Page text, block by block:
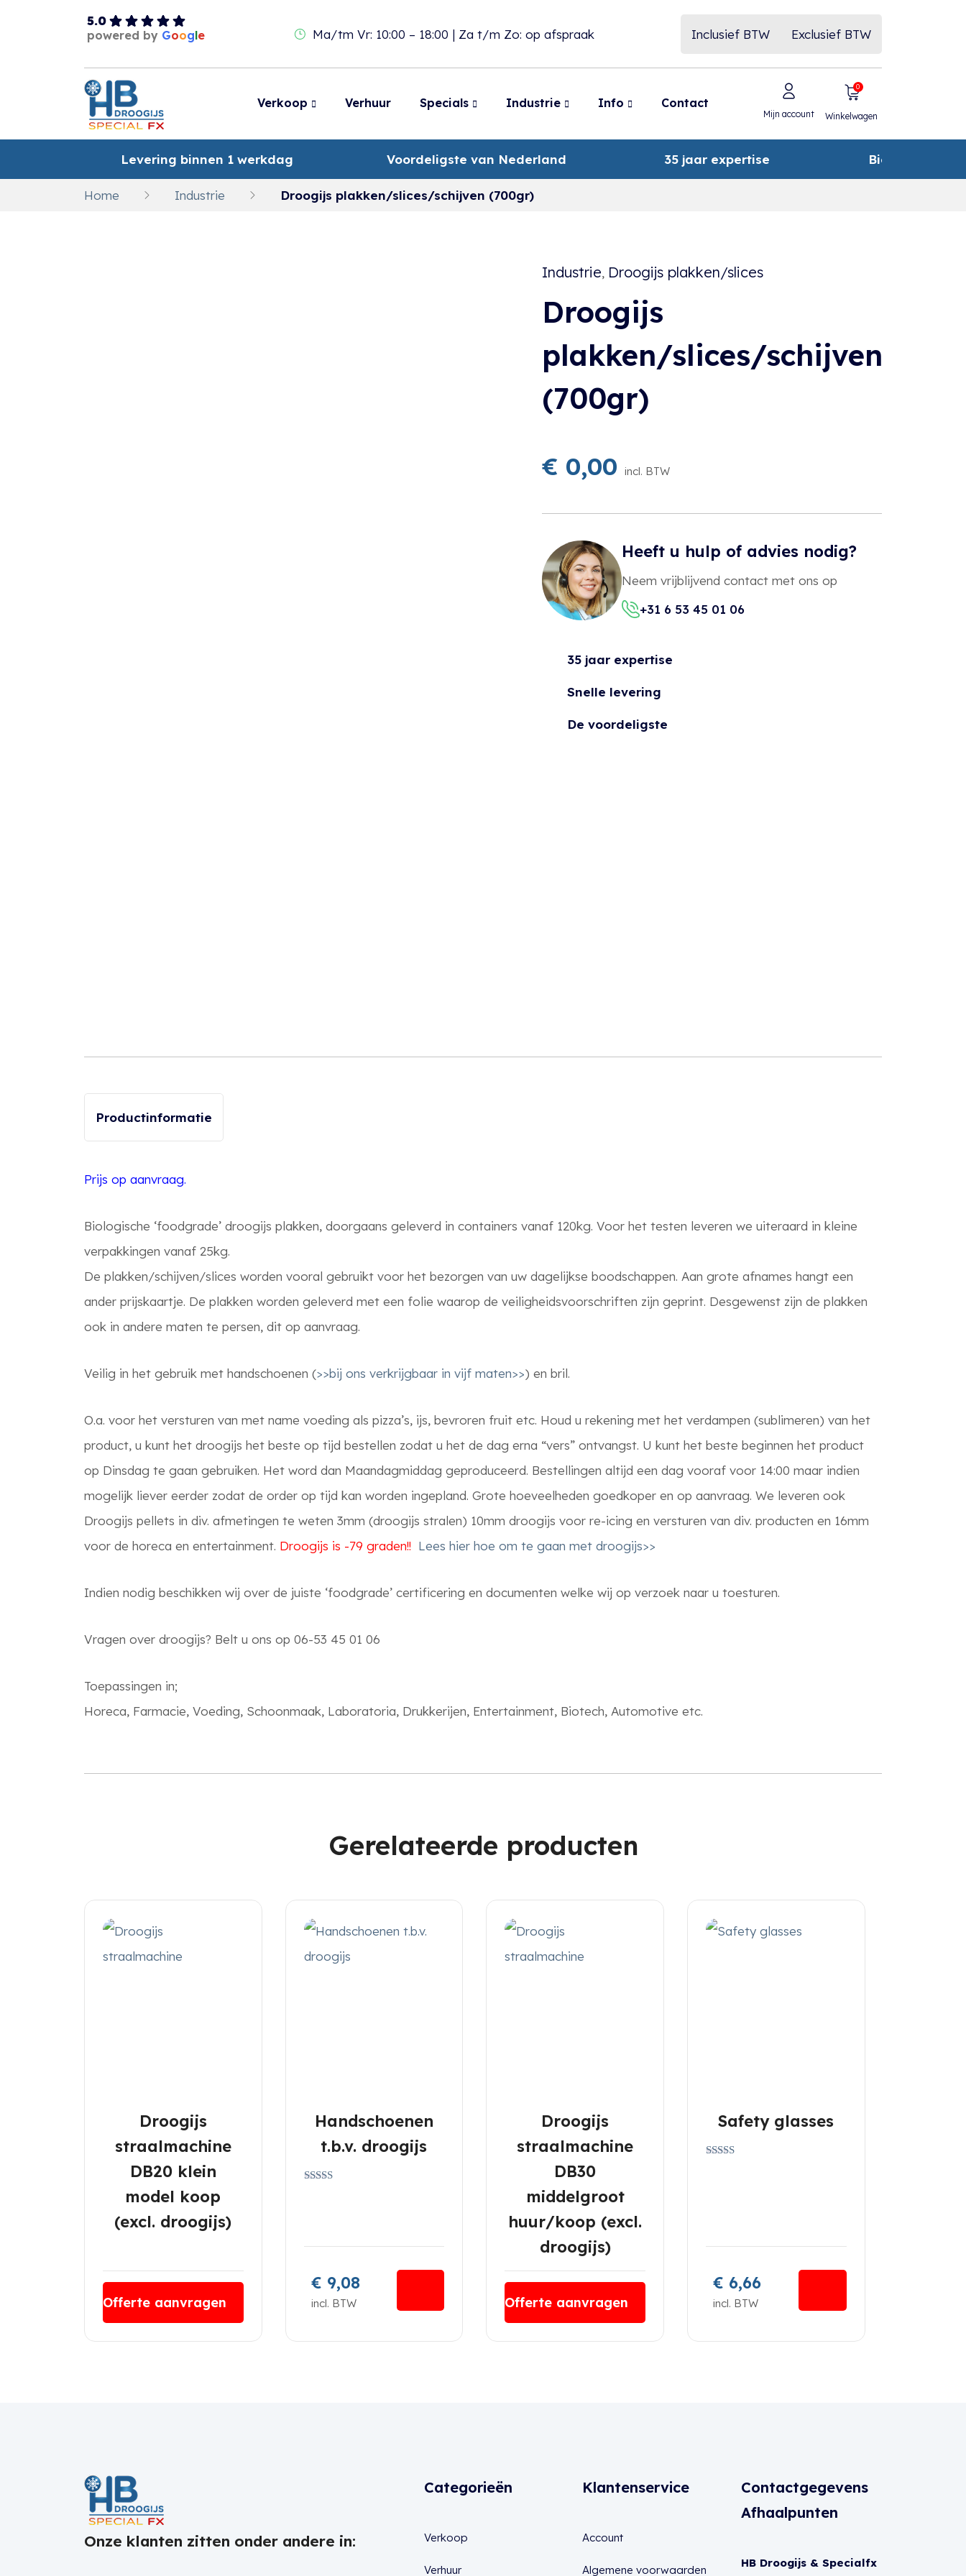
5.0
powered by Google Ma/tm Vr: 10:00 – 18:00 | Za t/m Zo: op afspraak Inclusief BTW Exclusief BTW
Verkoop Verhuur Specials Industrie Info Contact
Mijn account
0
Winkelwagen
Levering binnen 1 werkdag Voordeligste van Nederland 35 jaar expertise Biologische
Home Industrie Droogijs plakken/slices/schijven (700gr)
Industrie, Droogijs plakken/slices
Droogijs
plakken/slices/schijven
(700gr)
€ 0,00 incl. BTW
Heeft u hulp of advies nodig?
Neem vrijblijvend contact met ons op
+31 6 53 45 01 06
35 jaar expertise
Snelle levering
De voordeligste
Productinformatie
Prijs op aanvraag.
Biologische ‘foodgrade’ droogijs plakken, doorgaans geleverd in containers vanaf 120kg. Voor het testen leveren we uiteraard in kleine
verpakkingen vanaf 25kg.
De plakken/schijven/slices worden vooral gebruikt voor het bezorgen van uw dagelijkse boodschappen. Aan grote afnames hangt een
ander prijskaartje. De plakken worden geleverd met een folie waarop de veiligheidsvoorschriften zijn geprint. Desgewenst zijn de plakken
ook in andere maten te persen, dit op aanvraag.
Veilig in het gebruik met handschoenen (>>bij ons verkrijgbaar in vijf maten>>) en bril.
O.a. voor het versturen van met name voeding als pizza’s, ijs, bevroren fruit etc. Houd u rekening met het verdampen (sublimeren) van het
product, u kunt het droogijs het beste op tijd bestellen zodat u het de dag erna “vers” ontvangst. U kunt het beste beginnen het product
op Dinsdag te gaan gebruiken. Het word dan Maandagmiddag geproduceerd. Bestellingen altijd een dag vooraf voor 14:00 maar indien
mogelijk liever eerder zodat de order op tijd kan worden ingepland. Grote hoeveelheden goedkoper en op aanvraag. We leveren ook
Droogijs pellets in div. afmetingen te weten 3mm (droogijs stralen) 10mm droogijs voor re-icing en versturen van div. producten en 16mm
voor de horeca en entertainment. Droogijs is -79 graden!! Lees hier hoe om te gaan met droogijs>>
Indien nodig beschikken wij over de juiste ‘foodgrade’ certificering en documenten welke wij op verzoek naar u toesturen.
Vragen over droogijs? Belt u ons op 06-53 45 01 06
Toepassingen in;
Horeca, Farmacie, Voeding, Schoonmaak, Laboratoria, Drukkerijen, Entertainment, Biotech, Automotive etc.
Gerelateerde producten
Droogijs
straalmachine
DB20 klein
model koop
(excl. droogijs)
Offerte aanvragen
Handschoenen
t.b.v. droogijs
€ 9,08
incl. BTW
Droogijs
straalmachine
DB30
middelgroot
huur/koop (excl.
droogijs)
Offerte aanvragen
Safety glasses
€ 6,66
incl. BTW
Onze klanten zitten onder andere in:
Categorieën
Verkoop
Verhuur
Klantenservice
Account
Algemene voorwaarden
Contactgegevens
Afhaalpunten
HB Droogijs & Specialfx